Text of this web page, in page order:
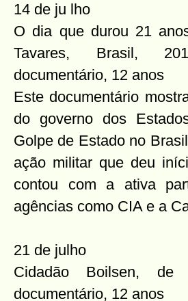
14 de ju lho
O dia que durou 21
Tavares, Brasil,
documentário, 12 anos
Este documentário
do governo dos
Golpe de Estado no
ação militar que deu
contou com a ativa
agências como CIA e a
21 de julho
Cidadão Boilsen, de
documentário, 12 anos